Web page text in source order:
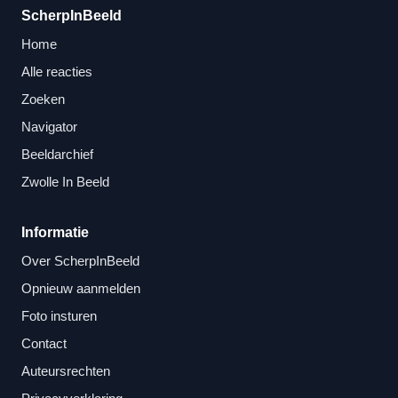
ScherpInBeeld
Home
Alle reacties
Zoeken
Navigator
Beeldarchief
Zwolle In Beeld
Informatie
Over ScherpInBeeld
Opnieuw aanmelden
Foto insturen
Contact
Auteursrechten